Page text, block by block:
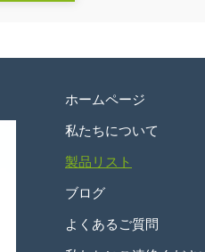
ホームページ
私たちについて
製品リスト
ブログ
よくあるご質問